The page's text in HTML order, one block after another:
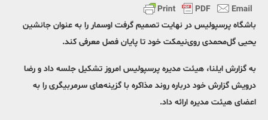
باشگاه پرسپولیس در نهایت تصمیم گرفت اوسمار را به عنوان جانشین
یحیی گل‌محمدی روی‌نیمکت خود تا پایان فصل معرفی کند.
به گزارش ایلنا، هیئت مدیره پرسپولیس امروز تشکیل جلسه داد و رضا
درویش گزارش خود درباره روند مذاکره با گزینه‌های سرمربیگری را به
اعضای هیئت مدیره ارائه داد.